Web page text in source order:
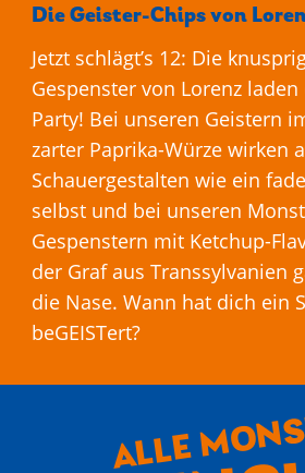
Die Geister-Chips von
Jetzt schlägt’s 12: Die
Gespenster von Lorenz
Party! Bei unseren Geistern
zarter Paprika-Würze wirken
Schauergestalten wie ein
selbst und bei unseren
Gespenstern mit Ketchup-
der Graf aus Transsylvanien
die Nase. Wann hat dich ein
beGEISTert?
ALLE